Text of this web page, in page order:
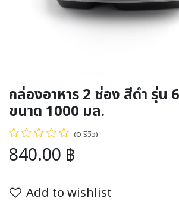
กล่องอาหาร 2 ช่อง สีดำ รุ่น
ขนาด 1000 มล.
(0 รีวิว)
840.00 ฿
Add to wishlist